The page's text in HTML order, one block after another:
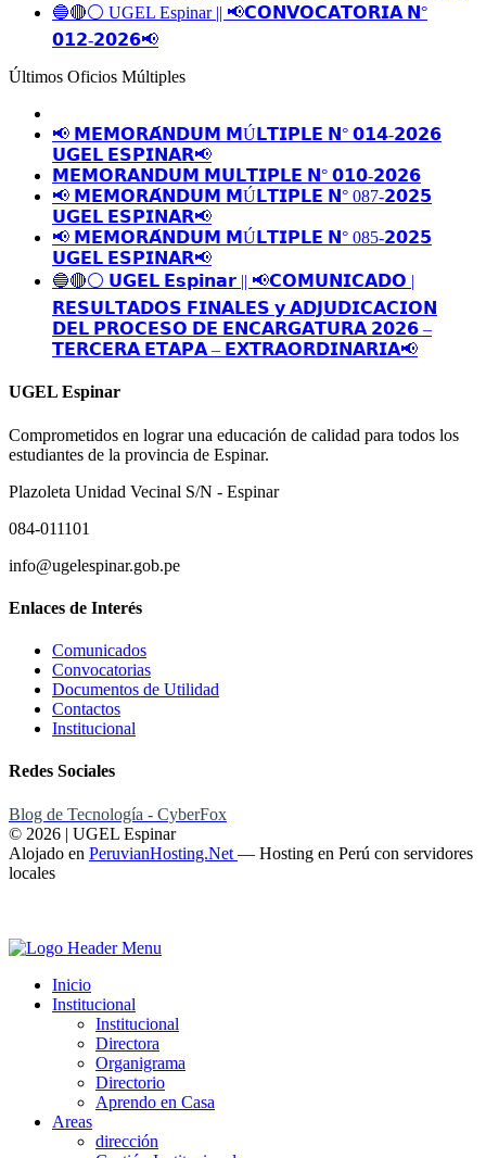
🔵🔴⚪️ UGEL Espinar || 📢𝗖𝗢𝗡𝗩𝗢𝗖𝗔𝗧𝗢𝗥𝗜𝗔 𝗡°
𝟬𝟭𝟮-𝟮𝟬𝟮𝟲📢
Últimos Oficios Múltiples
📢 𝗠𝗘𝗠𝗢𝗥𝗔́𝗡𝗗𝗨𝗠 𝗠Ú𝗟𝗧𝗜𝗣𝗟𝗘 𝗡° 𝟬𝟭𝟰-𝟮𝟬𝟮𝟲
𝗨𝗚𝗘𝗟 𝗘𝗦𝗣𝗜𝗡𝗔𝗥📢
𝗠𝗘𝗠𝗢𝗥𝗔𝗡𝗗𝗨𝗠 𝗠𝗨𝗟𝗧𝗜𝗣𝗟𝗘 𝗡° 𝟬𝟭𝟬-𝟮𝟬𝟮𝟲
📢 𝗠𝗘𝗠𝗢𝗥𝗔́𝗡𝗗𝗨𝗠 𝗠Ú𝗟𝗧𝗜𝗣𝗟𝗘 𝗡° 087-𝟮𝟬𝟮𝟱
𝗨𝗚𝗘𝗟 𝗘𝗦𝗣𝗜𝗡𝗔𝗥📢
📢 𝗠𝗘𝗠𝗢𝗥𝗔́𝗡𝗗𝗨𝗠 𝗠Ú𝗟𝗧𝗜𝗣𝗟𝗘 𝗡° 085-𝟮𝟬𝟮𝟱
𝗨𝗚𝗘𝗟 𝗘𝗦𝗣𝗜𝗡𝗔𝗥📢
🔵🔴⚪️ 𝗨𝗚𝗘𝗟 𝗘𝘀𝗽𝗶𝗻𝗮𝗿 || 📢𝗖𝗢𝗠𝗨𝗡𝗜𝗖𝗔𝗗𝗢 |
𝗥𝗘𝗦𝗨𝗟𝗧𝗔𝗗𝗢𝗦 𝗙𝗜𝗡𝗔𝗟𝗘𝗦 𝘆 𝗔𝗗𝗝𝗨𝗗𝗜𝗖𝗔𝗖𝗜𝗢𝗡
𝗗𝗘𝗟 𝗣𝗥𝗢𝗖𝗘𝗦𝗢 𝗗𝗘 𝗘𝗡𝗖𝗔𝗥𝗚𝗔𝗧𝗨𝗥𝗔 𝟮𝟬𝟮𝟲 –
𝗧𝗘𝗥𝗖𝗘𝗥𝗔 𝗘𝗧𝗔𝗣𝗔 – 𝗘𝗫𝗧𝗥𝗔𝗢𝗥𝗗𝗜𝗡𝗔𝗥𝗜𝗔📢
UGEL Espinar
Comprometidos en lograr una educación de calidad para todos los
estudiantes de la provincia de Espinar.
Plazoleta Unidad Vecinal S/N - Espinar
084-011101
info@ugelespinar.gob.pe
Enlaces de Interés
Comunicados
Convocatorias
Documentos de Utilidad
Contactos
Institucional
Redes Sociales
Blog de Tecnología - CyberFox
© 2026 | UGEL Espinar
Alojado en PeruvianHosting.Net — Hosting en Perú con servidores
locales
Inicio
Institucional
Institucional
Directora
Organigrama
Directorio
Aprendo en Casa
Areas
dirección